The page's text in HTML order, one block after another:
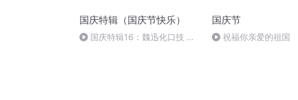
国庆特辑（国庆节快乐）
国庆特辑16：魏迅化口技 二
国庆节
祝福你亲爱的祖国